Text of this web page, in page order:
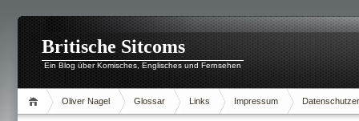
Britische Sitcoms
Ein Blog über Komisches, Englisches und Fernsehen
Oliver Nagel Glossar Links Impressum